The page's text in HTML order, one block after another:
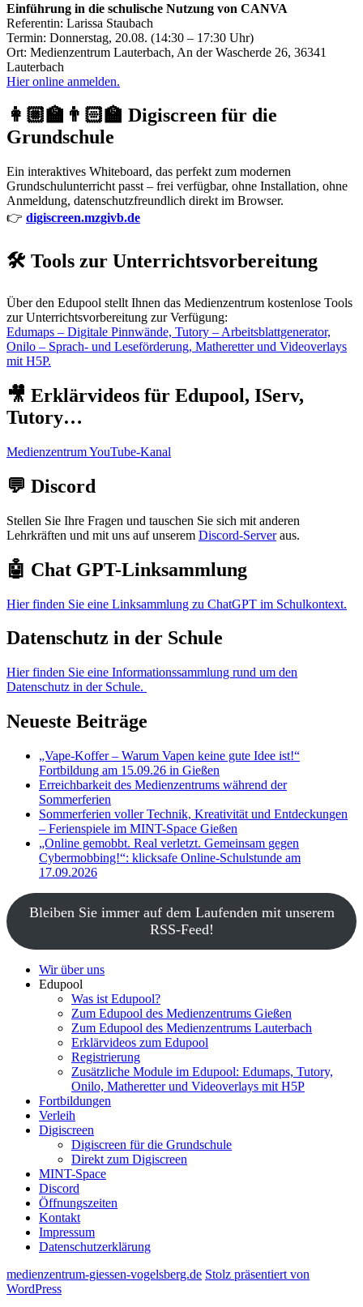
Einführung in die schulische Nutzung von CANVA
Referentin: Larissa Staubach
Termin: Donnerstag, 20.08. (14:30 – 17:30 Uhr)
Ort: Medienzentrum Lauterbach, An der Wascherde 26, 36341
Lauterbach
Hier online anmelden.
👩🏼‍🏫👨🏻‍🏫 Digiscreen für die
Grundschule
Ein interaktives Whiteboard, das perfekt zum modernen
Grundschulunterricht passt – frei verfügbar, ohne Installation, ohne
Anmeldung, datenschutzfreundlich direkt im Browser.
👉 digiscreen.mzgivb.de
🛠️ Tools zur Unterrichtsvorbereitung
Über den Edupool stellt Ihnen das Medienzentrum kostenlose Tools
zur Unterrichtsvorbereitung zur Verfügung:
Edumaps – Digitale Pinnwände, Tutory – Arbeitsblattgenerator,
Onilo – Sprach- und Leseförderung, Matheretter und Videoverlays
mit H5P.
🎥 Erklärvideos für Edupool, IServ,
Tutory…
Medienzentrum YouTube-Kanal
💬 Discord
Stellen Sie Ihre Fragen und tauschen Sie sich mit anderen
Lehrkräften und mit uns auf unserem Discord-Serveraus.
🤖 Chat GPT-Linksammlung
Hier finden Sie eine Linksammlung zu ChatGPT im Schulkontext.
Datenschutz in der Schule
Hier finden Sie eine Informationssammlung rund um den
Datenschutz in der Schule.
Neueste Beiträge
„Vape-Koffer – Warum Vapen keine gute Idee ist!“
Fortbildung am 15.09.26 in Gießen
Erreichbarkeit des Medienzentrums während der
Sommerferien
Sommerferien voller Technik, Kreativität und Entdeckungen
– Ferienspiele im MINT-Space Gießen
„Online gemobbt. Real verletzt. Gemeinsam gegen
Cybermobbing!“: klicksafe Online-Schulstunde am
17.09.2026
Bleiben Sie immer auf dem Laufenden mit unserem
RSS-Feed!
Wir über uns
Edupool
Was ist Edupool?
Zum Edupool des Medienzentrums Gießen
Zum Edupool des Medienzentrums Lauterbach
Erklärvideos zum Edupool
Registrierung
Zusätzliche Module im Edupool: Edumaps, Tutory,
Onilo, Matheretter und Videoverlays mit H5P
Fortbildungen
Verleih
Digiscreen
Digiscreen für die Grundschule
Direkt zum Digiscreen
MINT-Space
Discord
Öffnungszeiten
Kontakt
Impressum
Datenschutzerklärung
medienzentrum-giessen-vogelsberg.de Stolz präsentiert von
WordPress